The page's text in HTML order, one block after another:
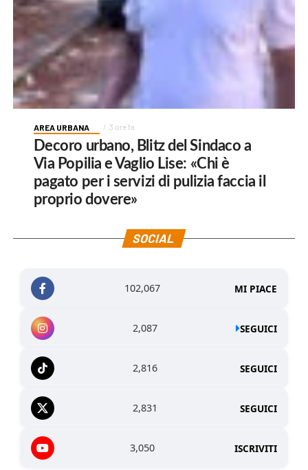
AREA URBANA 3 ore fa
Decoro urbano, Blitz del Sindaco a
Via Popilia e Vaglio Lise: «Chi è
pagato per i servizi di pulizia faccia il
proprio dovere»
SOCIAL
102,067 MI PIACE
2,087 SEGUICI
2,816 SEGUICI
2,831 SEGUICI
3,050 ISCRIVITI